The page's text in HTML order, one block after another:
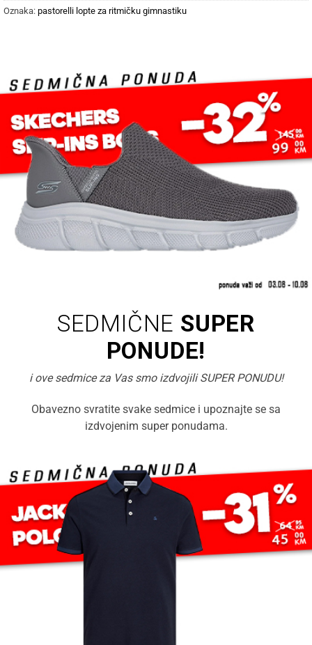
Oznaka: pastorelli lopte za ritmičku gimnastiku
SEDMIČNE SUPER
PONUDE!
i ove sedmice za Vas smo izdvojili SUPER PONUDU!
Obavezno svratite svake sedmice i upoznajte se sa
izdvojenim super ponudama.